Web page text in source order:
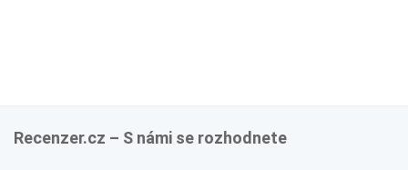
Recenzer.cz – S námi se rozhodnete